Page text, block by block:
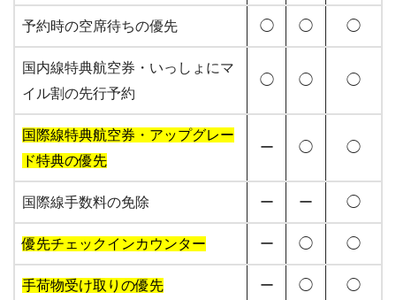
予約時の空席待ちの優先 ◯ ◯ ◯
国内線特典航空券・いっしょにマ
イル割の先行予約
◯ ◯ ◯
国際線特典航空券・アップグレー
ド特典の優先
ー ◯ ◯
国際線手数料の免除 ー ー ◯
優先チェックインカウンター ー ◯ ◯
手荷物受け取りの優先 ー ◯ ◯